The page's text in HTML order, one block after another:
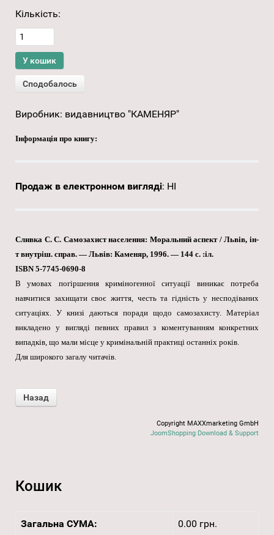
Кількість:
Виробник: видавництво "КАМЕНЯР"
Інформація про книгу:
Продаж в електронном вигляді: НІ
Сливка С. С. Самозахист населення: Моральний аспект / Львів, ін-
т внутріш. справ. — Львів: Каменяр, 1996. — 144 с. :іл.
ISBN 5-7745-0690-8
В умовах погіршення криміногенної ситуації виникає потреба
навчитися захищати своє життя, честь та гідність у несподіваних
ситуаціях. У книзі даються поради щодо самозахисту. Матеріал
викладено у вигляді певних правил з коментуванням конкретних
випадків, що мали місце у кримінальній практиці останніх років.
Для широкого загалу читачів.
Copyright MAXXmarketing GmbH
JoomShopping Download & Support
Кошик
Загальна СУМА: 0.00 грн.